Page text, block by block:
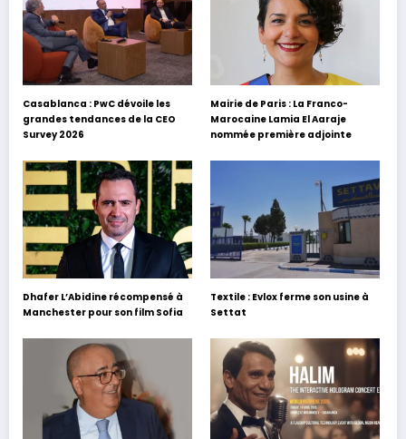
Casablanca : PwC dévoile les
grandes tendances de la CEO
Survey 2026
Mairie de Paris : La Franco-
Marocaine Lamia El Aaraje
nommée première adjointe
Dhafer L’Abidine récompensé à
Manchester pour son film Sofia
Textile : Evlox ferme son usine à
Settat